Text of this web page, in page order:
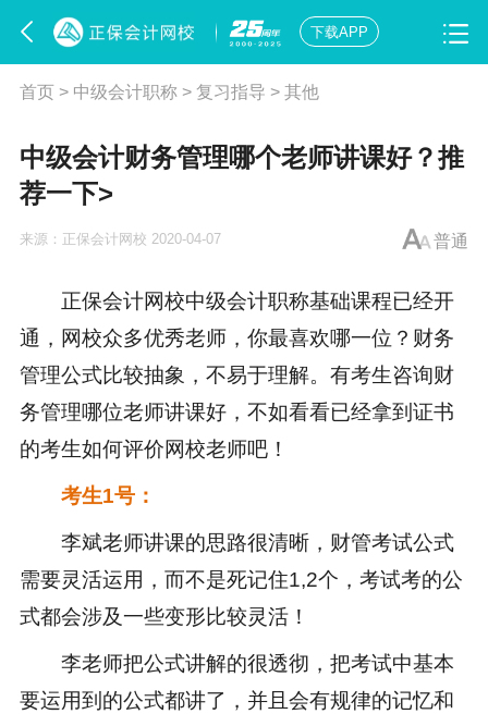
下载APP
首页> 中级会计职称> 复习指导 > 其他
中级会计财务管理哪个老师讲课好？推
荐一下>
普通
来源： 正保会计网校 2020-04-07
正保会计网校中级会计职称基础课程已经开
通，网校众多优秀老师，你最喜欢哪一位？财务
管理公式比较抽象，不易于理解。有考生咨询财
务管理哪位老师讲课好，不如看看已经拿到证书
的考生如何评价网校老师吧！
考生1号：
李斌老师讲课的思路很清晰，财管考试公式
需要灵活运用，而不是死记住1,2个，考试考的公
式都会涉及一些变形比较灵活！
李老师把公式讲解的很透彻，把考试中基本
要运用到的公式都讲了，并且会有规律的记忆和